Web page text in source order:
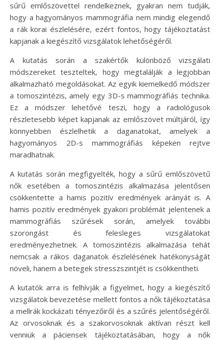
sűrű emlőszövettel rendelkeznek, gyakran nem tudják,
hogy a hagyományos mammográfia nem mindig elegendő
a rák korai észlelésére, ezért fontos, hogy tájékoztatást
kapjanak a kiegészítő vizsgálatok lehetőségéről.
A kutatás során a szakértők különböző vizsgálati
módszereket teszteltek, hogy megtalálják a legjobban
alkalmazható megoldásokat. Az egyik kiemelkedő módszer
a tomoszintézis, amely egy 3D-s mammográfiás technika.
Ez a módszer lehetővé teszi, hogy a radiológusok
részletesebb képet kapjanak az emlőszövet múltjáról, így
könnyebben észlelhetik a daganatokat, amelyek a
hagyományos 2D-s mammográfiás képeken rejtve
maradhatnak.
A kutatás során megfigyelték, hogy a sűrű emlőszövetű
nők esetében a tomoszintézis alkalmazása jelentősen
csökkentette a hamis pozitív eredmények arányát is. A
hamis pozitív eredmények gyakori problémát jelentenek a
mammográfiás szűrések során, amelyek további
szorongást és felesleges vizsgálatokat
eredményezhetnek. A tomoszintézis alkalmazása tehát
nemcsak a rákos daganatok észlelésének hatékonyságát
növeli, hanem a betegek stresszszintjét is csökkentheti.
A kutatók arra is felhívják a figyelmet, hogy a kiegészítő
vizsgálatok bevezetése mellett fontos a nők tájékoztatása
a mellrák kockázati tényezőiről és a szűrés jelentőségéről.
Az orvosoknak és a szakorvosoknak aktívan részt kell
venniük a páciensek tájékoztatásában, hogy a nők